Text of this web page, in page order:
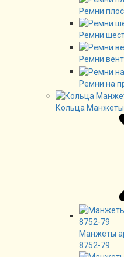
Ремни
Ремни
Ремни
Ремни на
Кольца Манжеты
Манжеты
8752-79